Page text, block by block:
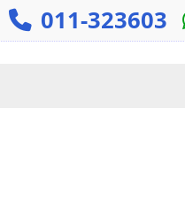
011-323603